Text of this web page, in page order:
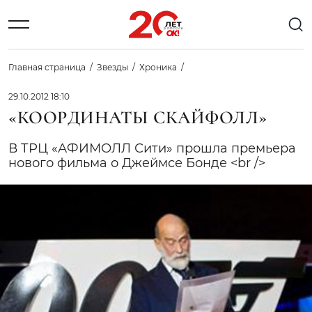
Главная страница Звезды Хроника
29.10.2012 18:10
«КООРДИНАТЫ СКАЙФОЛЛ»
В ТРЦ «АФИМОЛЛ Сити» прошла премьера
нового фильма о Джеймсе Бонде <br />